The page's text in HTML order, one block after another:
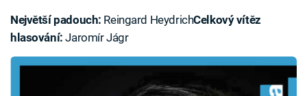
Největší padouch: Reingard HeydrichCelkový vítěz
hlasování: Jaromír Jágr